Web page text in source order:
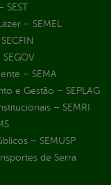
SEST
– SEMEL
– SEMA
e Gestão – SEPLAG
– SEMRI
– SEMUSP
de Serra